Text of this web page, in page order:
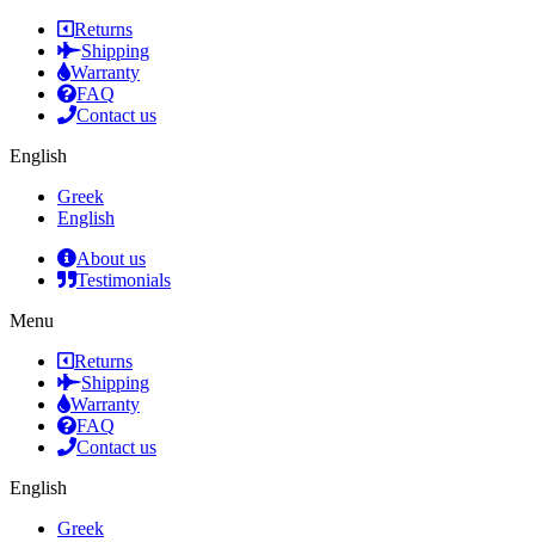
Returns
Shipping
Warranty
FAQ
Contact us
English
Greek
English
About us
Testimonials
Menu
Returns
Shipping
Warranty
FAQ
Contact us
English
Greek